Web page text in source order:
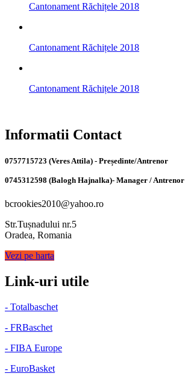
Cantonament Răchițele 2018
Cantonament Răchițele 2018
Cantonament Răchițele 2018
Informatii Contact
0757715723 (Veres Attila) - Președinte/Antrenor
0745312598 (Balogh Hajnalka)- Manager / Antrenor
bcrookies2010@yahoo.ro
Str.Tușnadului nr.5
Oradea, Romania
Vezi pe harta
Link-uri utile
- Totalbaschet
- FRBaschet
- FIBA Europe
- EuroBasket